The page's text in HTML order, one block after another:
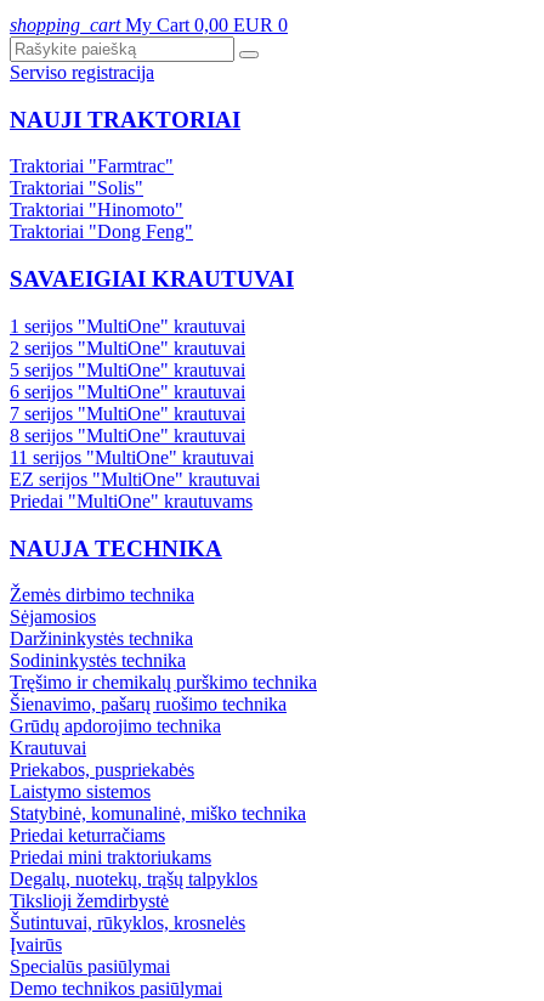
shopping_cart My Cart 0,00 EUR 0
Serviso registracija
NAUJI TRAKTORIAI
Traktoriai "Farmtrac"
Traktoriai "Solis"
Traktoriai "Hinomoto"
Traktoriai "Dong Feng"
SAVAEIGIAI KRAUTUVAI
1 serijos "MultiOne" krautuvai
2 serijos "MultiOne" krautuvai
5 serijos "MultiOne" krautuvai
6 serijos "MultiOne" krautuvai
7 serijos "MultiOne" krautuvai
8 serijos "MultiOne" krautuvai
11 serijos "MultiOne" krautuvai
EZ serijos "MultiOne" krautuvai
Priedai "MultiOne" krautuvams
NAUJA TECHNIKA
Žemės dirbimo technika
Sėjamosios
Daržininkystės technika
Sodininkystės technika
Tręšimo ir chemikalų purškimo technika
Šienavimo, pašarų ruošimo technika
Grūdų apdorojimo technika
Krautuvai
Priekabos, puspriekabės
Laistymo sistemos
Statybinė, komunalinė, miško technika
Priedai keturračiams
Priedai mini traktoriukams
Degalų, nuotekų, trąšų talpyklos
Tikslioji žemdirbystė
Šutintuvai, rūkyklos, krosnelės
Įvairūs
Specialūs pasiūlymai
Demo technikos pasiūlymai